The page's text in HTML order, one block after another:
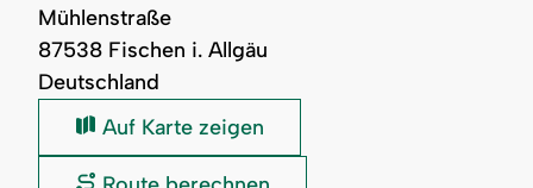
Mühlenstraße
87538 Fischen i. Allgäu
Deutschland
Gemeinde
Auf Karte zeigen
Gemeinde